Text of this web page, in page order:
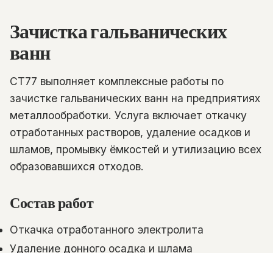
Зачистка гальванических
ванн
СТ77 выполняет комплексные работы по
зачистке гальванических ванн на предприятиях
металлообработки. Услуга включает откачку
отработанных растворов, удаление осадков и
шламов, промывку ёмкостей и утилизацию всех
образовавшихся отходов.
Состав работ
Откачка отработанного электролита
Удаление донного осадка и шлама